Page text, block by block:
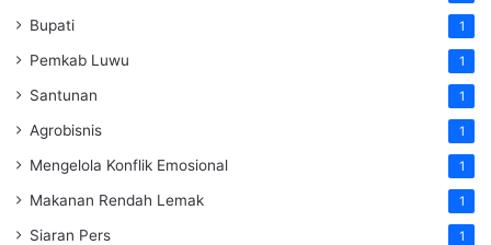
Bupati 1
Pemkab Luwu 1
Santunan 1
Agrobisnis 1
Mengelola Konflik Emosional 1
Makanan Rendah Lemak 1
Siaran Pers 1